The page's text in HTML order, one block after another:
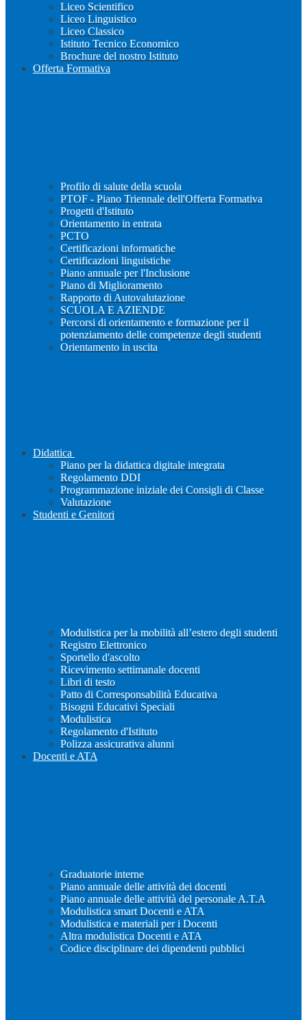
Liceo Scientifico
Liceo Linguistico
Liceo Classico
Istituto Tecnico Economico
Brochure del nostro Istituto
Offerta Formativa
Profilo di salute della scuola
PTOF - Piano Triennale dell'Offerta Formativa
Progetti d'Istituto
Orientamento in entrata
PCTO
Certificazioni informatiche
Certificazioni linguistiche
Piano annuale per l'Inclusione
Piano di Miglioramento
Rapporto di Autovalutazione
SCUOLA E AZIENDE
Percorsi di orientamento e formazione per il
potenziamento delle competenze degli studenti
Orientamento in uscita
Didattica
Piano per la didattica digitale integrata
Regolamento DDI
Programmazione iniziale dei Consigli di Classe
Valutazione
Studenti e Genitori
Modulistica per la mobilità all’estero degli studenti
Registro Elettronico
Sportello d'ascolto
Ricevimento settimanale docenti
Libri di testo
Patto di Corresponsabilità Educativa
Bisogni Educativi Speciali
Modulistica
Regolamento d'Istituto
Polizza assicurativa alunni
Docenti e ATA
Graduatorie interne
Piano annuale delle attività dei docenti
Piano annuale delle attività del personale A.T.A
Modulistica smart Docenti e ATA
Modulistica e materiali per i Docenti
Altra modulistica Docenti e ATA
Codice disciplinare dei dipendenti pubblici